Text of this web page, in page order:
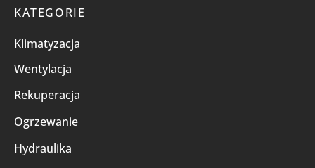
KATEGORIE
Klimatyzacja
Wentylacja
Rekuperacja
Ogrzewanie
Hydraulika